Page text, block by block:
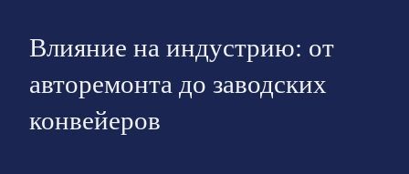
Влияние на индустрию: от
авторемонта до заводских
конвейеров